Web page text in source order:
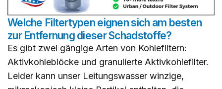
Welche Filtertypen eignen sich am besten
zur Entfernung dieser Schadstoffe?
Es gibt zwei gängige Arten von Kohlefiltern:
Aktivkohleblöcke und granulierte Aktivkohlefilter.
Leider kann unser Leitungswasser winzige,